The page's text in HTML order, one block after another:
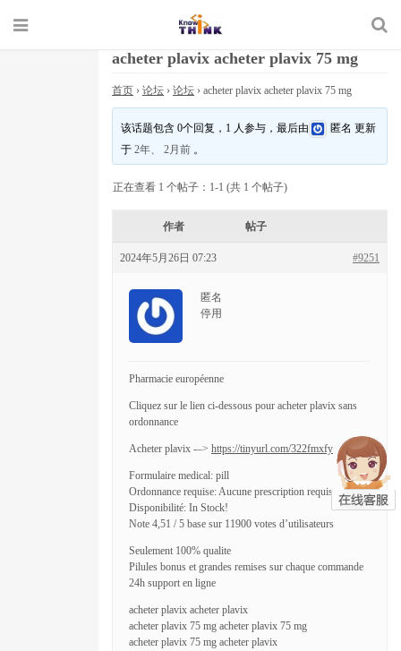
acheter plavix acheter plavix 75 mg
首页 › 论坛 › 论坛 › acheter plavix acheter plavix 75 mg
该话题包含 0个回复，1 人参与，最后由 匿名 更新
于2年、 2月前 。
正在查看 1 个帖子：1-1 (共 1 个帖子)
作者 帖子
2024年5月26日 07:23 #9251
匿名
停用
Pharmacie européenne
Cliquez sur le lien ci-dessous pour acheter plavix sans
ordonnance
Acheter plavix -–> https://tinyurl.com/322fmxfy
Formulaire medical: pill
Ordonnance requise: Aucune prescription requise
Disponibilité: In Stock!
Note 4,51 / 5 base sur 11900 votes d’utilisateurs
Seulement 100% qualite
Pilules bonus et grandes remises sur chaque commande
24h support en ligne
acheter plavix acheter plavix
acheter plavix 75 mg acheter plavix 75 mg
acheter plavix 75 mg acheter plavix